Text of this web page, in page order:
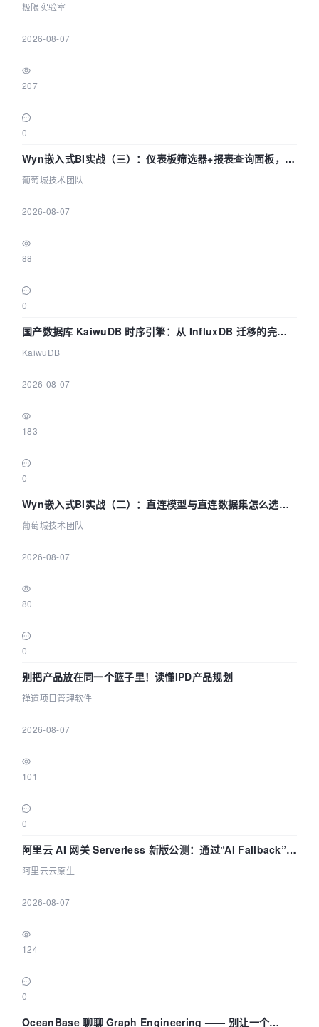
极限实验室
2026-08-07
207
0
Wyn嵌入式BI实战（三）：仪表板筛选器+报表查询面板，参
数联动全闭环
葡萄城技术团队
2026-08-07
88
0
国产数据库 KaiwuDB 时序引擎：从 InfluxDB 迁移的完整
技术路径
KaiwuDB
2026-08-07
183
0
Wyn嵌入式BI实战（二）：直连模型与直连数据集怎么选，
参数为什么不生效？| 葡萄城技术团队
葡萄城技术团队
2026-08-07
80
0
别把产品放在同一个篮子里！读懂IPD产品规划
禅道项目管理软件
2026-08-07
101
0
阿里云 AI 网关 Serverless 新版公测：通过“AI Fallback”与
拓扑可视化构建 AI 流量治理底座
阿里云云原生
2026-08-07
124
0
OceanBase 聊聊 Graph Engineering —— 别让一个